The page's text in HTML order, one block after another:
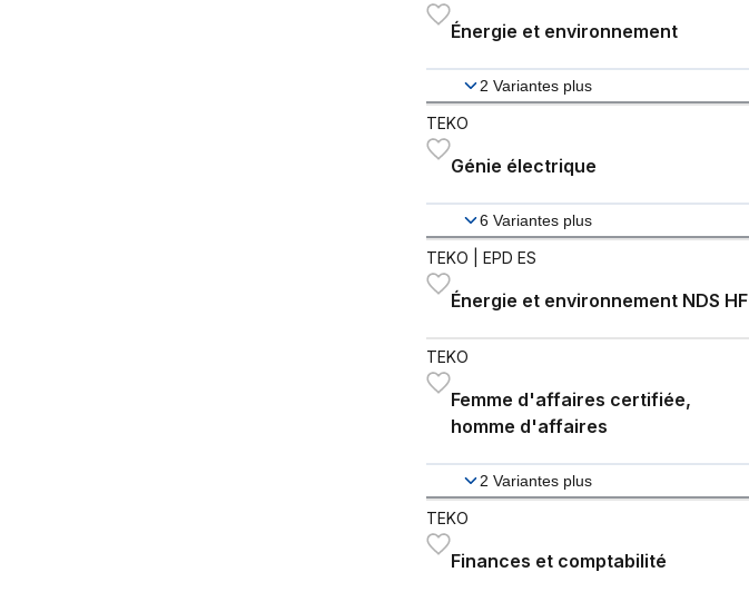
Énergie et environnement
2 Variantes plus
TEKO
Génie électrique
6 Variantes plus
TEKO | EPD ES
Énergie et environnement NDS HF
TEKO
Femme d'affaires certifiée,
homme d'affaires
2 Variantes plus
TEKO
Finances et comptabilité